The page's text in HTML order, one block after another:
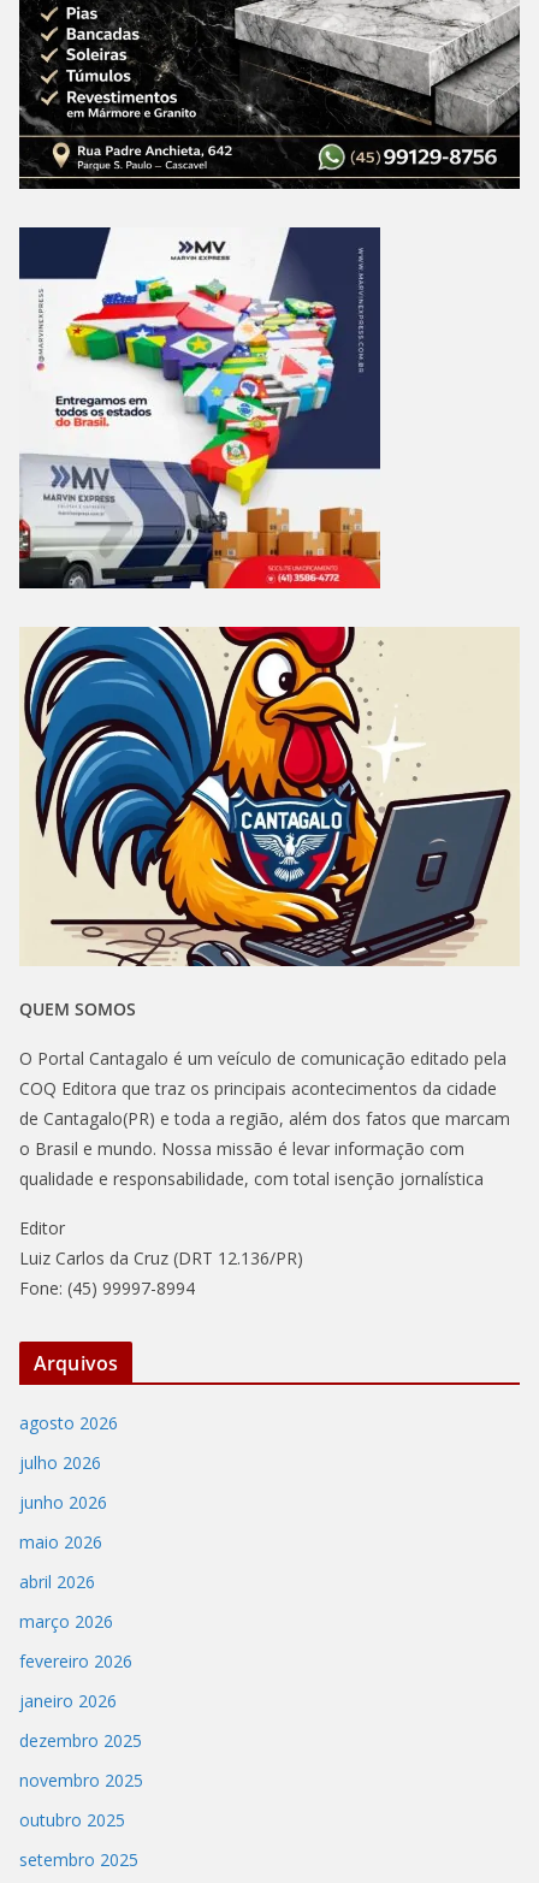
QUEM SOMOS
O Portal Cantagalo é um veículo de comunicação editado pela
COQ Editora que traz os principais acontecimentos da cidade
de Cantagalo(PR) e toda a região, além dos fatos que marcam
o Brasil e mundo. Nossa missão é levar informação com
qualidade e responsabilidade, com total isenção jornalística
Editor
Luiz Carlos da Cruz (DRT 12.136/PR)
Fone: (45) 99997-8994
Arquivos
agosto 2026
julho 2026
junho 2026
maio 2026
abril 2026
março 2026
fevereiro 2026
janeiro 2026
dezembro 2025
novembro 2025
outubro 2025
setembro 2025